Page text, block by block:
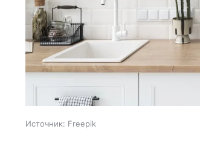
Источник: Freepik